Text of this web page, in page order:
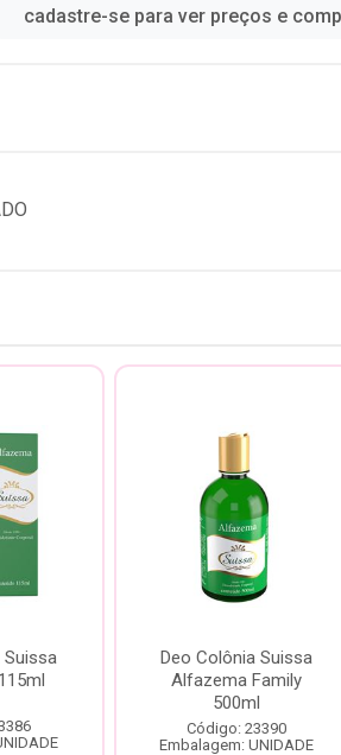
cadastre-se para ver preços e
Suissa
Deo Colônia Suissa
Alfazema Family
500ml
Código: 23390
Embalagem: UNIDADE